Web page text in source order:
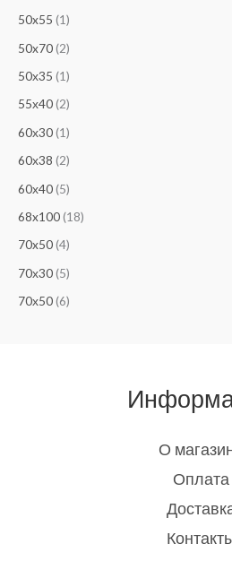
50x55 (1)
50x70(2)
50х35 (1)
55х40(2)
60х30(1)
60х38 (2)
60х40(5)
68x100(18)
70x50(4)
70х30(5)
70х50(6)
О
Оплата